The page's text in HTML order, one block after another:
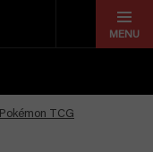
Pokémon TCG